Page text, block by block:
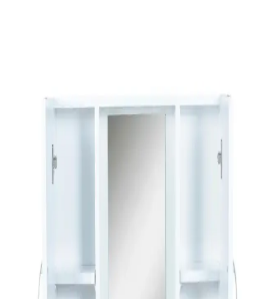
Dar banyolarda alan kullanımı, yapısal değişiklikler ve estetik
iyileştirmelerle kullanım konforu artırılabilir. Maliyet ve tesisat
durumu önemli etkenlerdir.
Banyo Küf Sorunları: Nedenleri, Sağlık Riskleri ve
Etkili Çözüm Yöntemleri
Banyo küfü, yetersiz havalandırma ve su sızıntıları nedeniyle oluşur.
Hamileler ve bebekler için sağlık riskleri taşır. Doğru fan kullanımı
Ev yenileme projelerinde dayanıklı banyo musluğu seçimi için
sağlam pirinç gövde, seramik disk kartuş, kaliteli kaplama ve
güvenilir markalar ön plandadır. Su kalitesi ve bakım da kullanım
ömrünü etkiler.